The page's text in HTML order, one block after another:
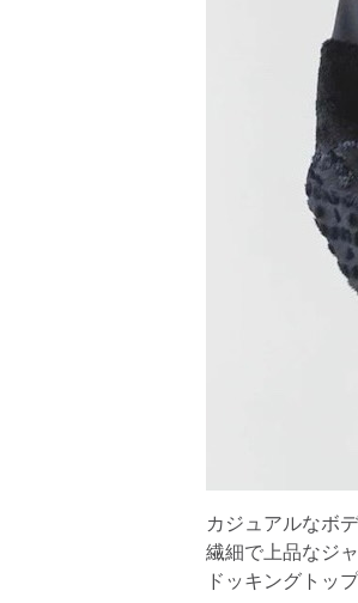
カジュアルなボ
繊細で上品なジ
ドッキングトップ